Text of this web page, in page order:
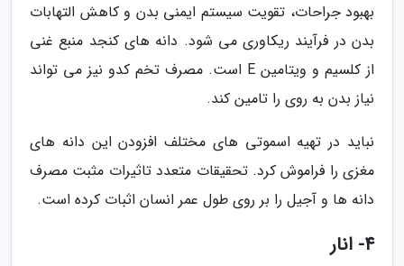
بهبود جراحات، تقویت سیستم ایمنی بدن و کاهش التهابات
بدن در فرآیند ریکاوری می شود. دانه های کنجد منبع غنی
از کلسیم و ویتامین E است. مصرف تخم کدو نیز می تواند
نیاز بدن به روی را تامین کند.
نباید در تهیه اسموتی های مختلف افزودن این دانه های
مغزی را فراموش کرد. تحقیقات متعدد تاثیرات مثبت مصرف
دانه ها و آجیل را بر روی طول عمر انسان اثبات کرده است.
4- انار